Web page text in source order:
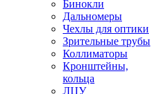
Бинокли
Дальномеры
Чехлы для оптики
Зрительные трубы
Коллиматоры
Кронштейны,
кольца
ЛЦУ